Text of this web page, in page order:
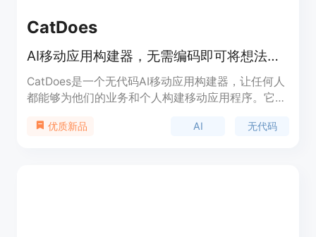
CatDoes
AI移动应用构建器，无需编码即可将想法转化为实际的移动应用程序。
CatDoes是一个无代码AI移动应用构建器，让任何人
都能够为他们的业务和个人构建移动应用程序。它采
不需要技术技能。
优质新品 AI 无代码